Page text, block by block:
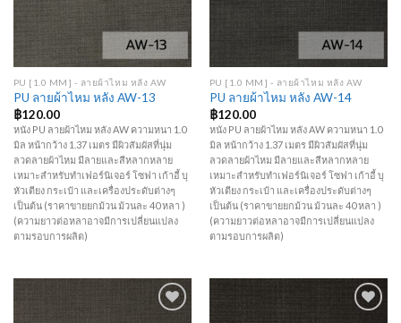
PU [1.0 MM] - ลายผ้าไหม หลัง AW
PU ลายผ้าไหม หลัง AW-13
฿120.00
หนัง PU ลายผ้าไหม หลัง AW ความหนา 1.0
มิล หน้ากว้าง 1.37 เมตร มีผิวสัมผัสที่นุ่ม
ลวดลายผ้าไหม มีลายและสีหลากหลาย
เหมาะสำหรับทำเฟอร์นิเจอร์ โซฟา เก้าอี้ บุ
หัวเตียง กระเป๋า และเครื่องประดับต่างๆ
เป็นต้น (ราคาขายยกม้วน ม้วนละ 40 หลา )
(ความยาวต่อหลาอาจมีการเปลี่ยนแปลง
ตามรอบการผลิต)
PU [1.0 MM] - ลายผ้าไหม หลัง AW
PU ลายผ้าไหม หลัง AW-14
฿120.00
หนัง PU ลายผ้าไหม หลัง AW ความหนา 1.0
มิล หน้ากว้าง 1.37 เมตร มีผิวสัมผัสที่นุ่ม
ลวดลายผ้าไหม มีลายและสีหลากหลาย
เหมาะสำหรับทำเฟอร์นิเจอร์ โซฟา เก้าอี้ บุ
หัวเตียง กระเป๋า และเครื่องประดับต่างๆ
เป็นต้น (ราคาขายยกม้วน ม้วนละ 40 หลา )
(ความยาวต่อหลาอาจมีการเปลี่ยนแปลง
ตามรอบการผลิต)